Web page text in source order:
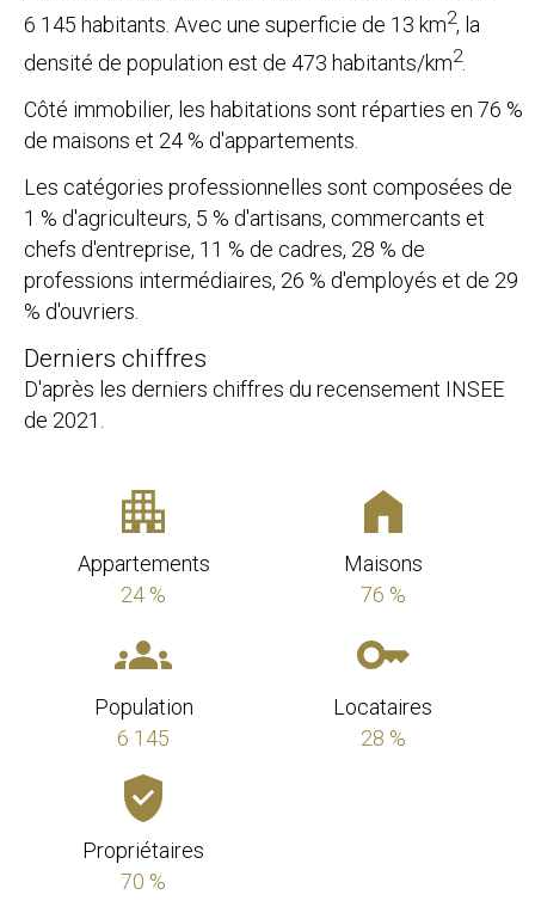
6 145 habitants. Avec une superficie de 13 km2, la
densité de population est de 473 habitants/km2.
Côté immobilier, les habitations sont réparties en 76 %
de maisons et 24 % d'appartements.
Les catégories professionnelles sont composées de
1 % d'agriculteurs, 5 % d'artisans, commercants et
chefs d'entreprise, 11 % de cadres, 28 % de
professions intermédiaires, 26 % d'employés et de 29
% d'ouvriers.
Derniers chiffres
D'après les derniers chiffres du recensement INSEE
de 2021.
Appartements
24 %
Maisons
76 %
Population
6 145
Locataires
28 %
Propriétaires
70 %